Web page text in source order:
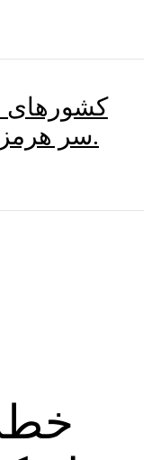
کشورهای
سر هرمز با ایران به توافق برسند.